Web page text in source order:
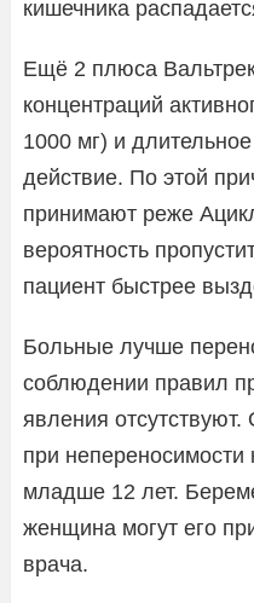
кишечника
Ещё 2 плюса
концентраций
1000 мг) и
действие. По этой
принимают реже
вероятность
пациент быстрее
Больные лучше
соблюдении правил
явления
при
младше 12 лет.
женщина могут его
врача.